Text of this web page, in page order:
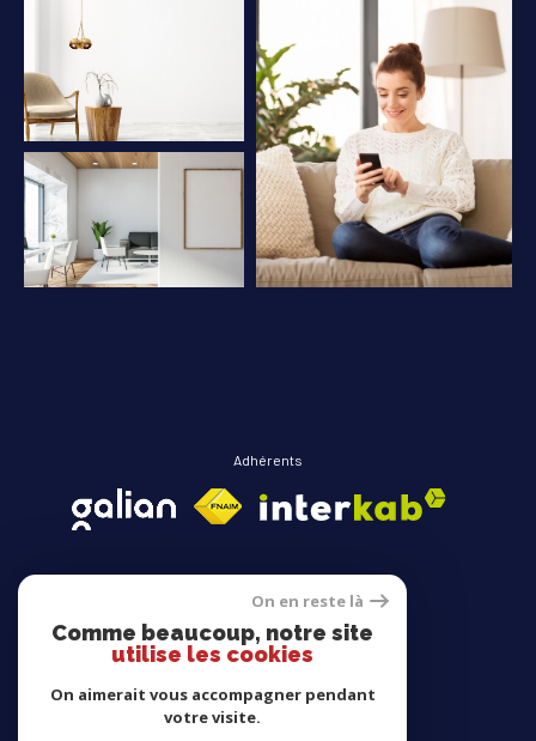
Adhérents
Avis clients
On en reste là
Comme beaucoup, notre site
utilise les cookies
On aimerait vous accompagner pendant
votre visite.
AFFINER LES CRITÈRES
PARKING TERRASSE PISCINE
FILTRER PAR
COUPS DE COEUR EXCLUSIVITÉS